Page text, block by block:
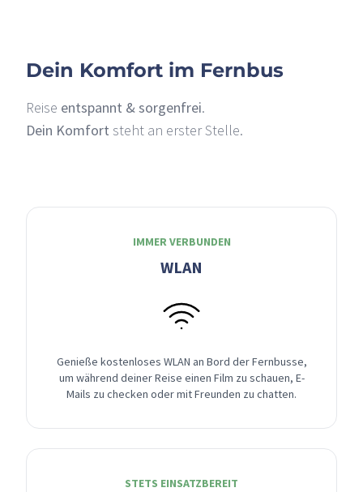
Dein Komfort im Fernbus
Reise entspannt & sorgenfrei.
Dein Komfort steht an erster Stelle.
IMMER VERBUNDEN
WLAN
Genieße kostenloses WLAN an Bord der Fernbusse,
um während deiner Reise einen Film zu schauen, E-
Mails zu checken oder mit Freunden zu chatten.
STETS EINSATZBEREIT